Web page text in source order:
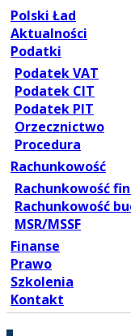
Polski Ład
Aktualności
Podatki
Podatek VAT
Podatek CIT
Podatek PIT
Orzecznictwo
Procedura
Rachunkowość
Rachunkowość
Rachunkowość
MSR/MSSF
Finanse
Prawo
Szkolenia
Kontakt